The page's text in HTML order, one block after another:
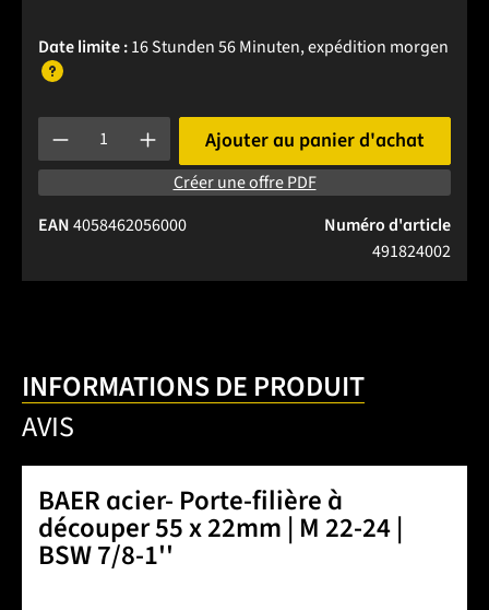
Date limite :16 Stunden 56 Minuten, expédition morgen
Quantité de produit : Entrez la quantité souhaitée ou
Ajouter au panier d'achat
Créer une offre PDF
Numéro d'article
491824002
EAN4058462056000
INFORMATIONS DE PRODUIT
AVIS
BAER acier- Porte-filière à
découper 55 x 22mm | M 22-24 |
BSW 7/8-1''